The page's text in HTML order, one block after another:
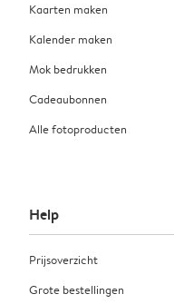
Kaarten maken
Kalender maken
Mok bedrukken
Cadeaubonnen
Alle fotoproducten
Help
Prijsoverzicht
Grote bestellingen